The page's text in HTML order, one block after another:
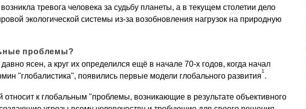
тревога человека за судьбу планеты, а в текущем столетии дело
экологической системы из-за возобновления нагрузок на природную
проблемы?
ясен, а круг их определился ещё в начале 70-х годов, когда начал
"глобалистика", появились первые модели глобального развития
1
.
относит к глобальным "проблемы, возникающие в результате объективного